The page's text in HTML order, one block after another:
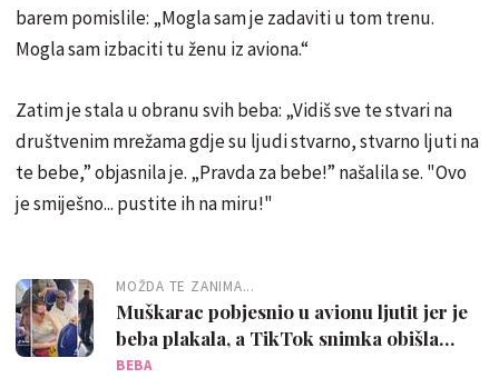
barem pomislile: „Mogla sam je zadaviti u tom trenu.
Mogla sam izbaciti tu ženu iz aviona.“
Zatim je stala u obranu svih beba: „Vidiš sve te stvari na
društvenim mrežama gdje su ljudi stvarno, stvarno ljuti na
te bebe,” objasnila je. „Pravda za bebe!” našalila se. "Ovo
je smiješno... pustite ih na miru!"
MOŽDA TE ZANIMA...
Muškarac pobjesnio u avionu ljutit jer je
beba plakala, a TikTok snimka obišla
svijet
BEBA